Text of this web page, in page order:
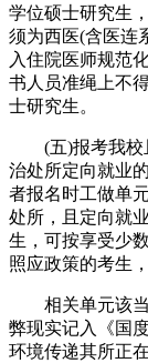
学位硕士研究生
须为西医(含医连
入住院医师规范
书人员准绳上不
士研究生。
(五)报考我校且
治处所定向就业
者报名时工做单
处所，且定向就
生，可按享受少
照应政策的考生
相关单元该当
弊现实记入《国
环境传递其所正